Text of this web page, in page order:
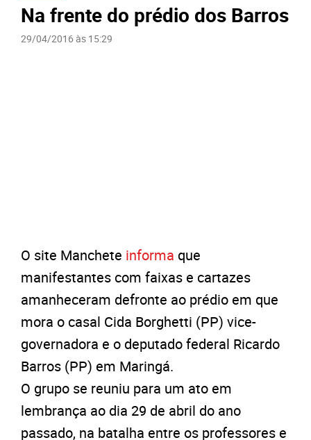
Na frente do prédio dos Barros
29/04/2016 às 15:29
O site Manchete informa que
manifestantes com faixas e cartazes
amanheceram defronte ao prédio em que
mora o casal Cida Borghetti (PP) vice-
governadora e o deputado federal Ricardo
Barros (PP) em Maringá.
O grupo se reuniu para um ato em
lembrança ao dia 29 de abril do ano
passado, na batalha entre os professores e